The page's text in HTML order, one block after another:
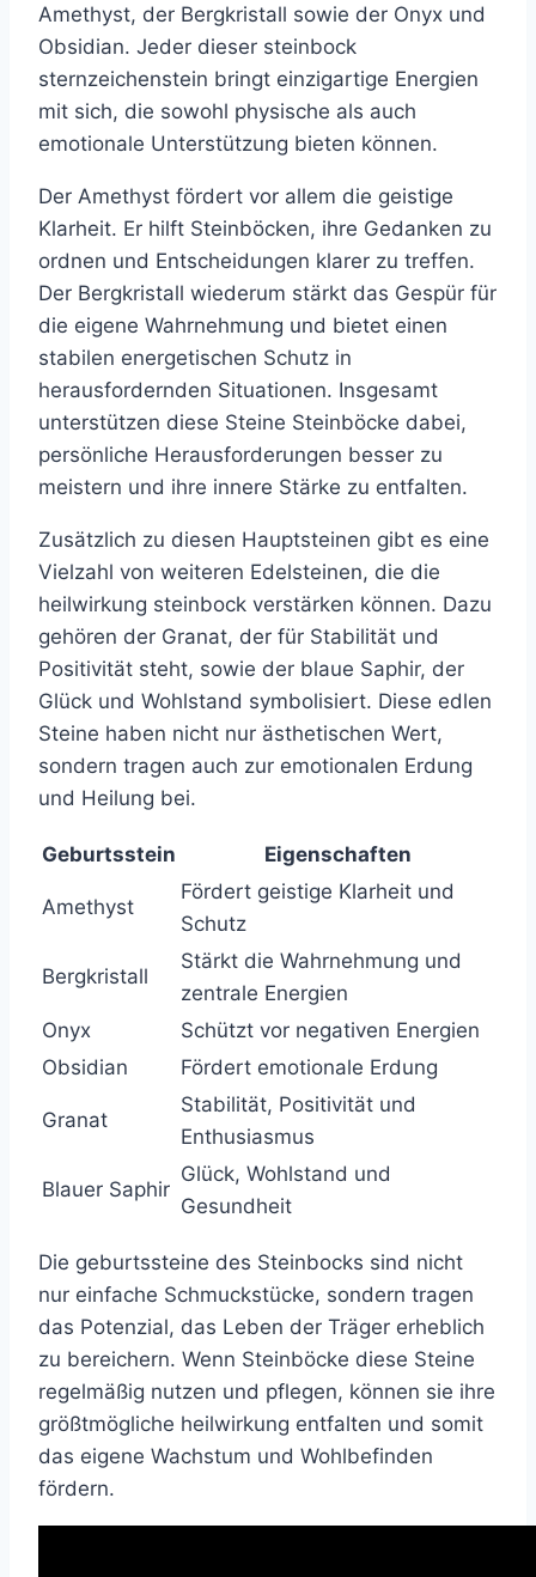
Amethyst, der Bergkristall sowie der Onyx und
Obsidian. Jeder dieser steinbock
sternzeichenstein bringt einzigartige Energien
mit sich, die sowohl physische als auch
emotionale Unterstützung bieten können.
Der Amethyst fördert vor allem die geistige
Klarheit. Er hilft Steinböcken, ihre Gedanken zu
ordnen und Entscheidungen klarer zu treffen.
Der Bergkristall wiederum stärkt das Gespür für
die eigene Wahrnehmung und bietet einen
stabilen energetischen Schutz in
herausfordernden Situationen. Insgesamt
unterstützen diese Steine Steinböcke dabei,
persönliche Herausforderungen besser zu
meistern und ihre innere Stärke zu entfalten.
Zusätzlich zu diesen Hauptsteinen gibt es eine
Vielzahl von weiteren Edelsteinen, die die
heilwirkung steinbock verstärken können. Dazu
gehören der Granat, der für Stabilität und
Positivität steht, sowie der blaue Saphir, der
Glück und Wohlstand symbolisiert. Diese edlen
Steine haben nicht nur ästhetischen Wert,
sondern tragen auch zur emotionalen Erdung
und Heilung bei.
Geburtsstein Eigenschaften
Amethyst
Fördert geistige Klarheit und
Schutz
Bergkristall
Stärkt die Wahrnehmung und
zentrale Energien
Onyx
Schützt vor negativen Energien
Obsidian
Fördert emotionale Erdung
Granat
Stabilität, Positivität und
Enthusiasmus
Blauer Saphir
Glück, Wohlstand und
Gesundheit
Die geburtssteine des Steinbocks sind nicht
nur einfache Schmuckstücke, sondern tragen
das Potenzial, das Leben der Träger erheblich
zu bereichern. Wenn Steinböcke diese Steine
regelmäßig nutzen und pflegen, können sie ihre
größtmögliche heilwirkung entfalten und somit
das eigene Wachstum und Wohlbefinden
fördern.